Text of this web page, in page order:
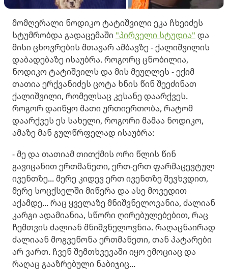
მომღერალი ნოდიკო ტატიშვილი ეკა ჩხეიძეს
სტუმრობდა გადაცემაში "პირველი სტუდია" და
მისი ცხოვრების მთავარ ამბავზე - ქალიშვილის
დაბადებაზე ისაუბრა. როგორც ცნობილია,
ნოდიკო ტატიშვილს და მის მეუღლეს - ექიმ
თათია ერქვანიძეს ცოტა ხნის წინ შეეძინათ
ქალიშვილი, რომელსაც კესანე დაარქვეს.
როგორ დაიწყო მათი ურთიერთობა, რატომ
დაარქვეს ეს სახელი, როგორი მამაა ნოდიკო,
ამაზე მან გულწრფელად ისაუბრა:
- მე და თათიამ თითქმის ორი წლის წინ
გავიცანით ერთმანეთი, ერთ-ერთ ფარმაცევტულ
ივენთზე... მერე კიდევ ერთ ივენთზე შევხვდით,
მერე სოცქსელში მიწერა და ასე მოვედით
აქამდე... რაც ყველაზე მნიშვნელოვანია, ძალიან
კარგი ადამიანია, სწორი ღირებულებებით, რაც
ჩემთვის ძალიან მნიშვნელოვნია. რაღაცნაირად
ძალიაან მოგვეწონა ერთმანეთი, თან პატარები
არ ვართ. ჩვენ შემთხვევაში იყო ემოციაც და
რაღაც გააზრებული ნაბიჯიც...